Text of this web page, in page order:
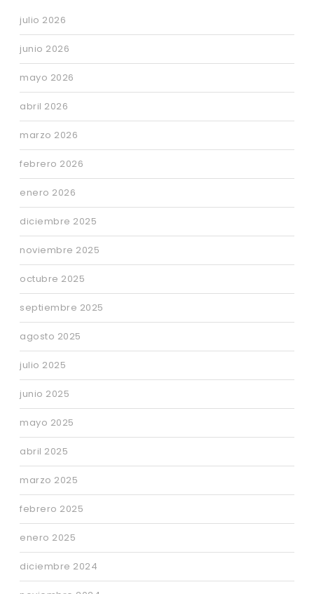
julio 2026
junio 2026
mayo 2026
abril 2026
marzo 2026
febrero 2026
enero 2026
diciembre 2025
noviembre 2025
octubre 2025
septiembre 2025
agosto 2025
julio 2025
junio 2025
mayo 2025
abril 2025
marzo 2025
febrero 2025
enero 2025
diciembre 2024